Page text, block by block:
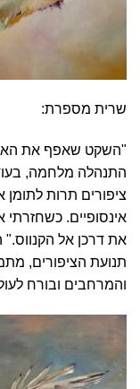
שרית מספרת:
"השקט שאפף את
התנהלה מלחמה,
ציפורים תרות
אינסופיים.
את דרכן אל
תנועת הציפורים,
והמרחבים ובורח